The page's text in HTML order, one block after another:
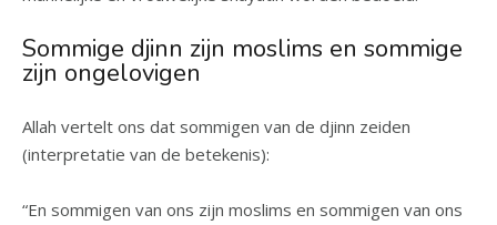
Sommige djinn zijn moslims en sommige
zijn ongelovigen
Allah vertelt ons dat sommigen van de djinn zeiden
(interpretatie van de betekenis):
“En sommigen van ons zijn moslims en sommigen van ons